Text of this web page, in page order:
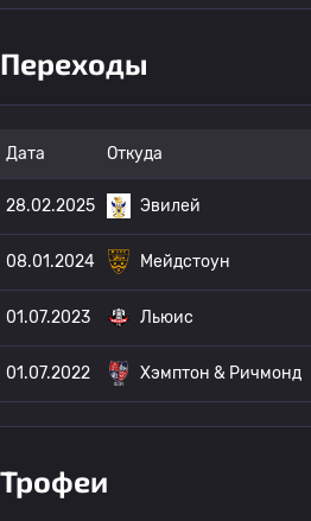
Переходы
Дата Откуда
28.02.2025 Эвилей
08.01.2024 Мейдстоун
01.07.2023 Льюис
01.07.2022 Хэмптон & Ричмонд
Трофеи